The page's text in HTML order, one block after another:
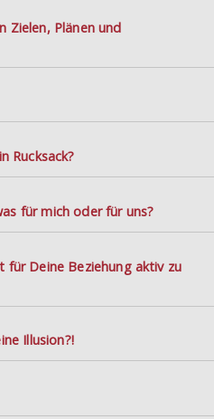
Zielen, Plänen und
Rucksack?
für mich oder für uns?
Deine Beziehung aktiv zu
Illusion?!